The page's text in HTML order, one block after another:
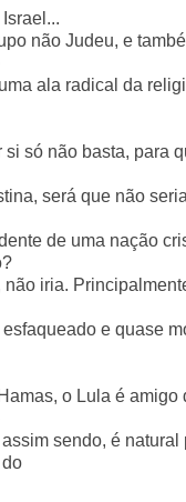
não Judeu, e
ala radical da
si só não basta, para
será que não
de uma nação
não iria.
e quase
o Lula é amigo
sendo, é natural